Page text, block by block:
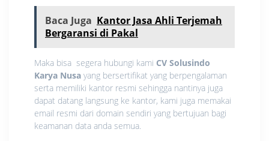
Baca Juga Kantor Jasa Ahli Terjemah
Bergaransi di Pakal
Maka bisa segera hubungi kami CV Solusindo
Karya Nusa yang bersertifikat yang berpengalaman
serta memiliki kantor resmi sehingga nantinya juga
dapat datang langsung ke kantor, kami juga memakai
email resmi dari domain sendiri yang bertujuan bagi
keamanan data anda semua.